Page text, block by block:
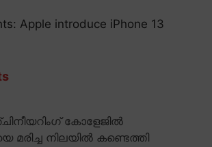
Apple introduce iPhone 13
കോളേജിൽ
മരിച്ച നിലയിൽ കണ്ടെത്തി